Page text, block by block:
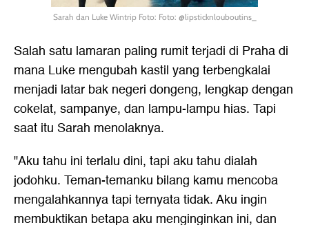
Sarah dan Luke Wintrip Foto: Foto: @lipsticknlouboutins_
Salah satu lamaran paling rumit terjadi di Praha di
mana Luke mengubah kastil yang terbengkalai
menjadi latar bak negeri dongeng, lengkap dengan
cokelat, sampanye, dan lampu-lampu hias. Tapi
saat itu Sarah menolaknya.
"Aku tahu ini terlalu dini, tapi aku tahu dialah
jodohku. Teman-temanku bilang kamu mencoba
mengalahkannya tapi ternyata tidak. Aku ingin
membuktikan betapa aku menginginkan ini, dan